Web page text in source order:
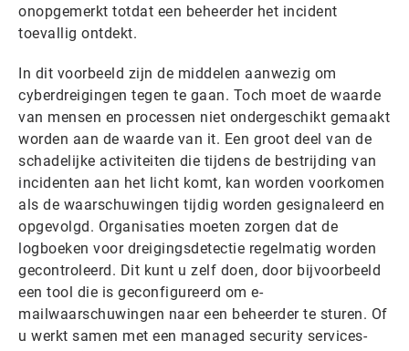
onopgemerkt totdat een beheerder het incident
toevallig ontdekt.
In dit voorbeeld zijn de middelen aanwezig om
cyberdreigingen tegen te gaan. Toch moet de waarde
van mensen en processen niet ondergeschikt gemaakt
worden aan de waarde van it. Een groot deel van de
schadelijke activiteiten die tijdens de bestrijding van
incidenten aan het licht komt, kan worden voorkomen
als de waarschuwingen tijdig worden gesignaleerd en
opgevolgd. Organisaties moeten zorgen dat de
logboeken voor dreigingsdetectie regelmatig worden
gecontroleerd. Dit kunt u zelf doen, door bijvoorbeeld
een tool die is geconfigureerd om e-
mailwaarschuwingen naar een beheerder te sturen. Of
u werkt samen met een managed security services-